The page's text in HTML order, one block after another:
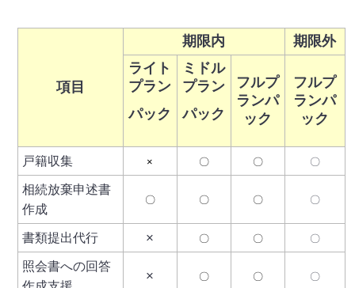
項目
期限内
期限外
ライト
プラン
パック
ミドル
プラン
パック
フルプ
ランパ
ック
フルプ
ランパ
ック
戸籍収集 × 〇 〇 〇
相続放棄申述書
作成
〇 〇 〇 〇
書類提出代行 × 〇 〇 〇
照会書への回答
× 〇 〇 〇